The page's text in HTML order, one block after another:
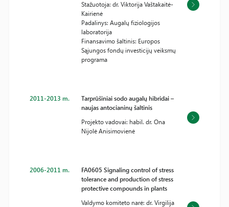
Stažuotoja: dr. Viktorija Vaštakaitė-
Kairienė
Padalinys: Augalų fiziologijos
laboratorija
Finansavimo šaltinis: Europos
Sąjungos fondų investicijų veiksmų
programa
2011-2013 m.
Tarprūšiniai sodo augalų hibridai –
naujas antocianinų šaltinis
Projekto vadovai: habil. dr. Ona
Nijolė Anisimovienė
2006-2011 m.
FA0605 Signaling control of stress
tolerance and production of stress
protective compounds in plants
Valdymo komiteto narė: dr. Virgilija